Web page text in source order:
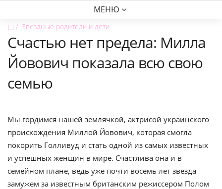
МЕНЮ
▢ Звездные родители и дети
Счастью нет предела: Милла
Йовович показала всю свою
семью
Мы гордимся нашей землячкой, актрисой украинского
происхождения Миллой Йовович, которая смогла
покорить Голливуд и стать одной из самых известных
и успешных женщин в мире. Счастлива она и в
семейном плане, ведь уже почти восемь лет звезда
замужем за известным британским режиссером Полом